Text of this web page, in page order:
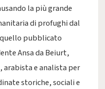
la più grande
di profughi dal
pubblicato
Ansa da Beiurt,
arabista e analista per
storiche, sociali e